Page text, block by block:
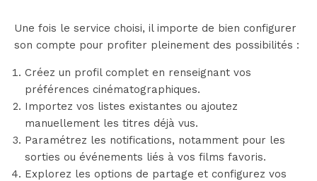
Une fois le service choisi, il importe de bien configurer
son compte pour profiter pleinement des possibilités :
Créez un profil complet en renseignant vos
préférences cinématographiques.
Importez vos listes existantes ou ajoutez
manuellement les titres déjà vus.
Paramétrez les notifications, notamment pour les
sorties ou événements liés à vos films favoris.
Explorez les options de partage et configurez vos